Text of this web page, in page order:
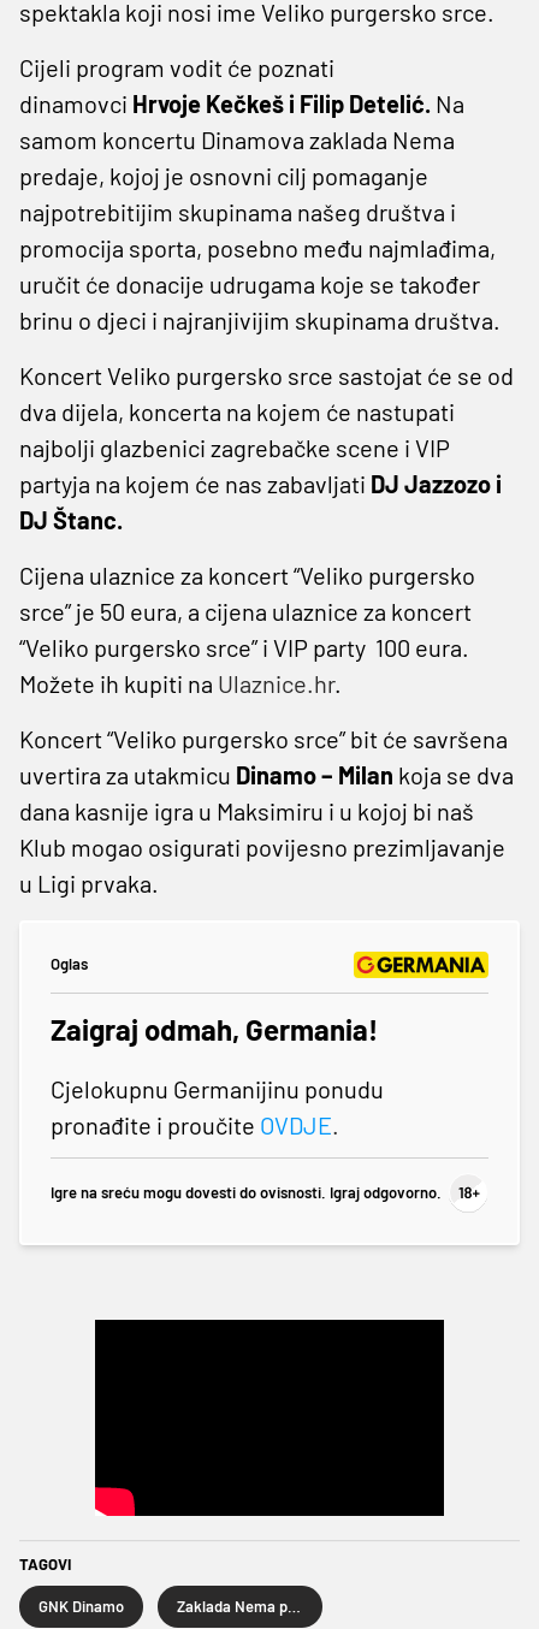
spektakla koji nosi ime Veliko purgersko srce.
Cijeli program vodit će poznati
dinamovci Hrvoje Kečkeš i Filip Detelić. Na
samom koncertu Dinamova zaklada Nema
predaje, kojoj je osnovni cilj pomaganje
najpotrebitijim skupinama našeg društva i
promocija sporta, posebno među najmlađima,
uručit će donacije udrugama koje se također
brinu o djeci i najranjivijim skupinama društva.
Koncert Veliko purgersko srce sastojat će se od
dva dijela, koncerta na kojem će nastupati
najbolji glazbenici zagrebačke scene i VIP
partyja na kojem će nas zabavljati DJ Jazzozo i
DJ Štanc.
Cijena ulaznice za koncert “Veliko purgersko
srce” je 50 eura, a cijena ulaznice za koncert
“Veliko purgersko srce” i VIP party 100 eura.
Možete ih kupiti na Ulaznice.hr.
Koncert “Veliko purgersko srce” bit će savršena
uvertira za utakmicu Dinamo – Milan koja se dva
dana kasnije igra u Maksimiru i u kojoj bi naš
Klub mogao osigurati povijesno prezimljavanje
u Ligi prvaka.
Oglas
Zaigraj odmah, Germania!
Cjelokupnu Germanijinu ponudu
pronađite i proučite OVDJE.
Igre na sreću mogu dovesti do ovisnosti. Igraj odgovorno.
TAGOVI
GNK Dinamo